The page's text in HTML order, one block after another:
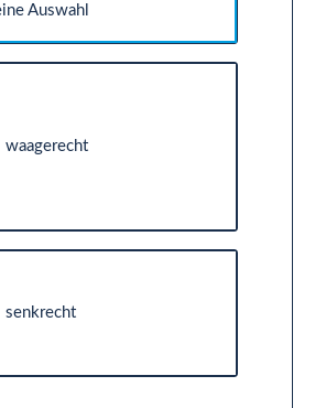
Auswahl
waagerecht
senkrecht